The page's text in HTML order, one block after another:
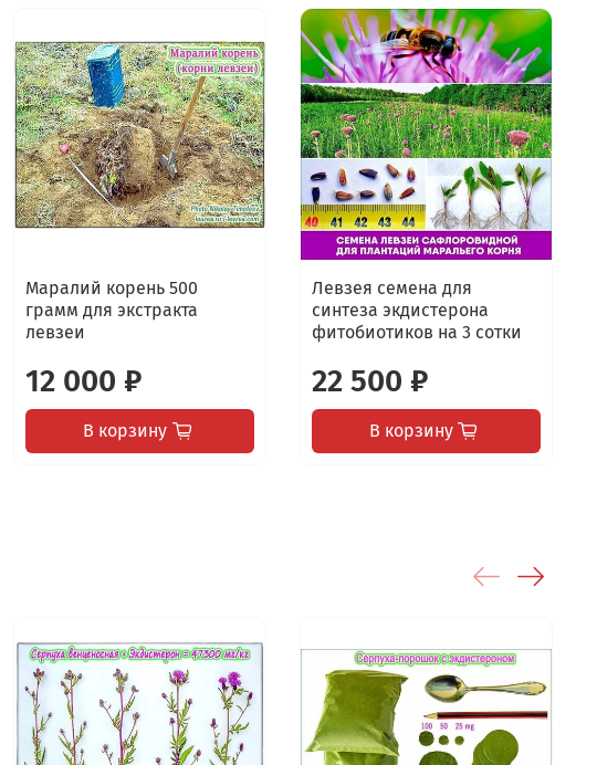
Маралий корень 500
грамм для экстракта
левзеи
12 000 ₽
В корзину
Левзея семена для
синтеза экдистерона
фитобиотиков на 3 сотки
22 500 ₽
В корзину